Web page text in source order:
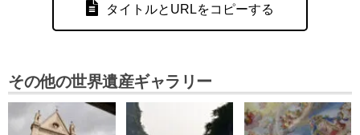
タイトルとURLをコピーする
その他の世界遺産ギャラリー